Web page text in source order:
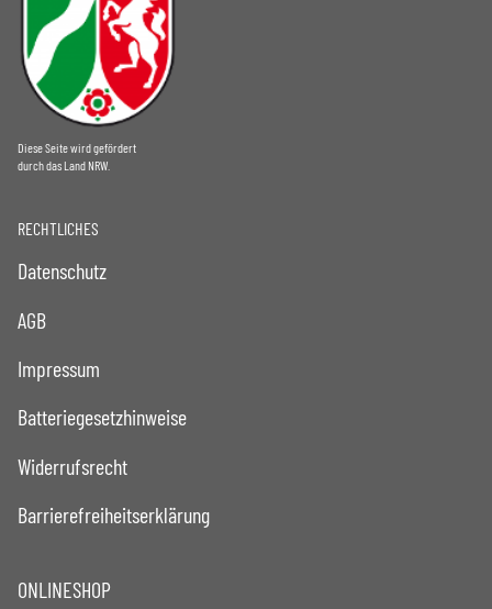
Diese Seite wird gefördert
durch das Land NRW.
RECHTLICHES
Datenschutz
AGB
Impressum
Batteriegesetzhinweise
Widerrufsrecht
Barrierefreiheitserklärung
ONLINESHOP